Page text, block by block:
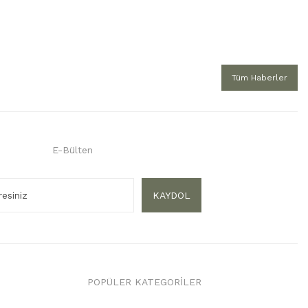
Tüm Haberler
E-Bülten
KAYDOL
POPÜLER KATEGORİLER